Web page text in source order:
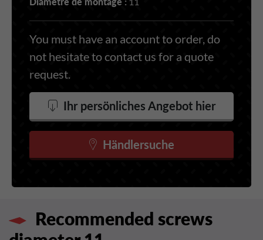
You must have an account to order, do
not hesitate to contact us for a quote
request.
Ihr persönliches Angebot hier
Händlersuche
Recommended screws